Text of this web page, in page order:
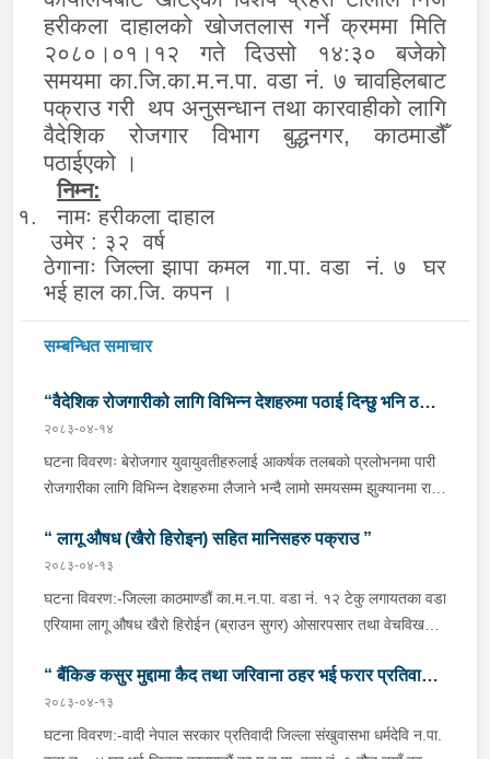
हरीकला दाहालको खोजतलास गर्ने क्रममा मिति
२०८०।०१।१२ गते दिउसो १४:३० बजेको
समयमा का.जि.का.म.न.पा. वडा नं. ७ चावहिलबाट
पक्राउ गरी थप अनुसन्धान तथा कारवाहीको लागि
वैदेशिक रोजगार विभाग बुद्धनगर,काठमाडौँ
पठाईएको ।
निम्न:
१.
नामः हरीकला दाहाल
उमेर : ३२ वर्ष
ठेगानाः जिल्ला झापा कमल गा.पा. वडा नं. ७ घर
भई हाल का.जि. कपन ।
सम्बन्धित समाचार
“वैदेशिक रोजगारीको लागि विभिन्न देशहरुमा पठाई दिन्छु भनि ठगी
गर्ने व्यक्तिहरु पक्राउ"
२०८३-०४-१४
घटना विवरणः बेरोजगार युवायुवतीहरुलाई आकर्षक तलबको प्रलोभनमा पारी
रोजगारीका लागि विभिन्न देशहरुमा लैजाने भन्दै लामो समयसम्म झुक्यानमा राखि
अनुसन्धान हुँदा विदेश पठाउने भनि ठगी गर्ने निम्न प्रतिवादीहरुलाई काठमाडौं
उपत्यकाका विभिन्न स्थानहरुबाट पक्राउ गरी थप अनुसन्धान तथा आवश्यक
कारवाहीको लागि वैदेशिक रोजगार विभाग ताहाचल, काठमाडौं पठाईएको ।
पक्राउ व्यक्तिहरुको विवरणः-१. नाम थर :- पवन कुमार के.सी.
गा.पा. वडा नं.०६ । हाल :- जिल्ला काठमाडौं टोखा न.पा. वडा
नं.१० । देश :- सिंगापुर रकम :-
रु.७,००,०००।– (सात लाख)पक्राउ मिति :- २०८३/०४/१४ गते ।
पक्राउ स्थान :- जिल्ला काठमाडौं का.म.न.पा. वडा नं.१० । पीडित संख्या
“ लागू औषध (खैरो हिरोइन) सहित मानिसहरु पक्राउ ”
२०८३-०४-१३
घटना विवरण:-जिल्ला काठमाण्डौं का.म.न.पा. वडा नं. १२ टेकु लगायतका वडा
एरियामा लागू औषध खैरो हिरोईन (ब्राउन सुगर) ओसारपसार तथा वेचविखन
टोलीले मिति २०८३/०४/१२ गते अं १९;०० बजेको समयमा जिल्ला काठमाण्डौं
का.म.न.पा.वडा नं.१२ टेकु मयलवारीमा बा ४६ प १६२ नम्बरको स्कुटर रोकी
बसेका निम्न मानिसहरूलाई पक्राउ गरी निम्न परिमाणमा रहेको लागु औषध खैरो
“ बैंकिङ कसुर मुद्दामा कैद तथा जरिवाना ठहर भई फरार प्रतिवादी
पक्राउ”
२०८३-०४-१३
घटना विवरण:-वादी नेपाल सरकार प्रतिवादी जिल्ला संखुवासभा धर्मदेवि न.पा.